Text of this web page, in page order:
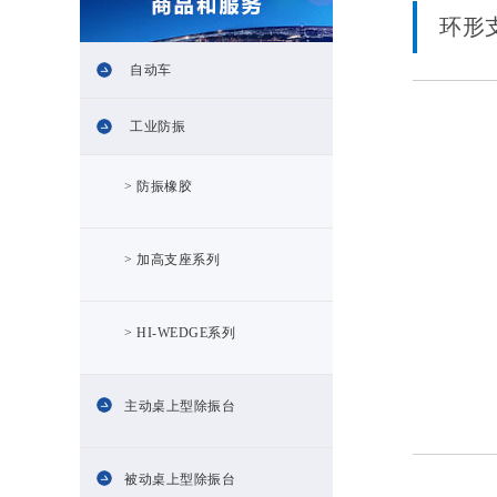
自动车
工业防振
> 防振橡胶
> 加高支座系列
> HI-WEDGE系列
主动桌上型除振台
被动桌上型除振台
环形